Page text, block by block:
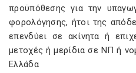
προϋπόθεσης για την
φορολόγησης, ήτοι της
επενδύει σε ακίνητα ή
μετοχές ή μερίδια σε ΝΠ ή
Ελλάδα